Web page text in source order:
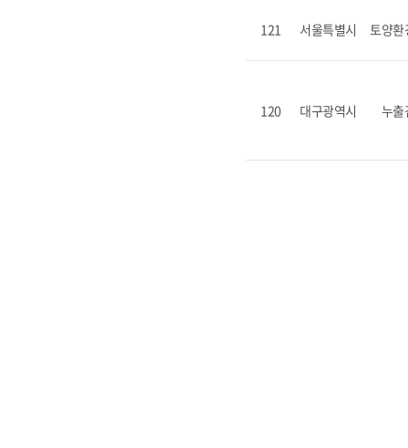
121 서울특별시 토양환
120 대구광역시 누출